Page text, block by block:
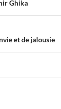
Ghika
et de jalousie